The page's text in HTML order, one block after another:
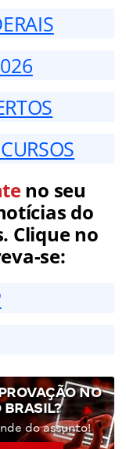
no seu
do
Clique no
se:
NO
BRASIL?
do assunto!